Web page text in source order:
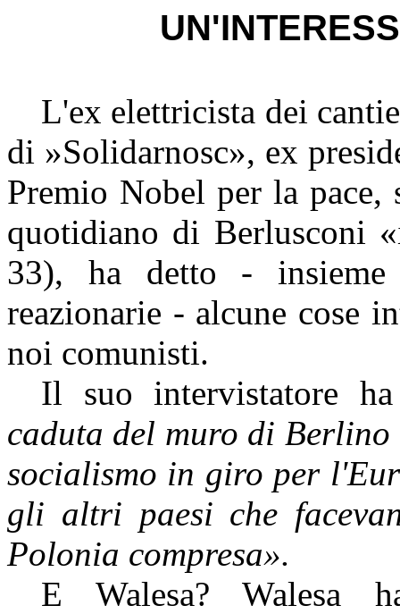
L'ex elettricista dei
di »Solidarnosc», ex
Premio Nobel per la
quotidiano di Berlusconi
33), ha detto -
reazionarie - alcune cose
noi comunisti.
Il suo intervistatore ha
caduta del muro di
socialismo in giro per
gli altri paesi che
Polonia compresa».
E Walesa? Walesa